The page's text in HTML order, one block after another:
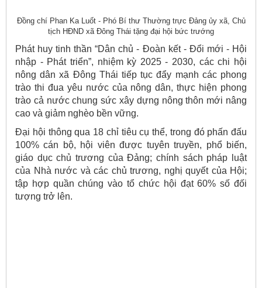
Đồng chí Phan Ka Luốt - Phó Bí thư Thường trực Đảng ủy xã, Chủ
tịch HĐND xã Đông Thái tặng đại hội bức trướng
Phát huy tinh thần “Dân chủ - Đoàn kết - Đổi mới - Hội
nhập - Phát triển”, nhiệm kỳ 2025 - 2030, các chi hội
nông dân xã Đông Thái tiếp tục đẩy mạnh các phong
trào thi đua yêu nước của nông dân, thực hiện phong
trào cả nước chung sức xây dựng nông thôn mới nâng
cao và giảm nghèo bền vững.
Đại hội thông qua 18 chỉ tiêu cụ thể, trong đó phấn đấu
100% cán bộ, hội viên được tuyên truyền, phổ biến,
giáo dục chủ trương của Đảng; chính sách pháp luật
của Nhà nước và các chủ trương, nghị quyết của Hội;
tập hợp quần chúng vào tổ chức hội đạt 60% số đối
tượng trở lên.